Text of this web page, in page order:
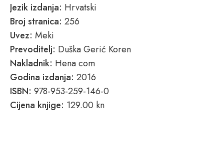
Jezik izdanja: Hrvatski
Broj stranica: 256
Uvez: Meki
Prevoditelj: Duška Gerić Koren
Nakladnik: Hena com
Godina izdanja: 2016
ISBN: 978-953-259-146-0
Cijena knjige: 129.00 kn